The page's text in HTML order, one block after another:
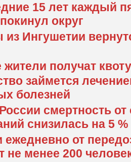
15 лет каждый
округ
Ингушетии
получат
займется
болезней
смертность
снизилась на 5 %
ежедневно от
не менее 200